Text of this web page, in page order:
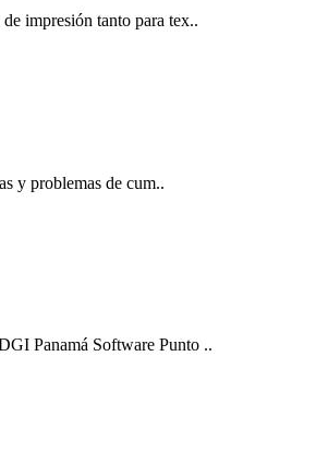
impresión tanto para tex..
y problemas de cum..
Panamá Software Punto ..